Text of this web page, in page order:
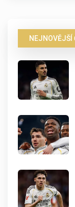
NEJNOVĚJŠÍ